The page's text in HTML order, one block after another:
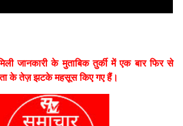
जानकारी के मुताबिक तुर्की में एक बार फिर से
के तेज़ झटके महसूस किए गए हैं।